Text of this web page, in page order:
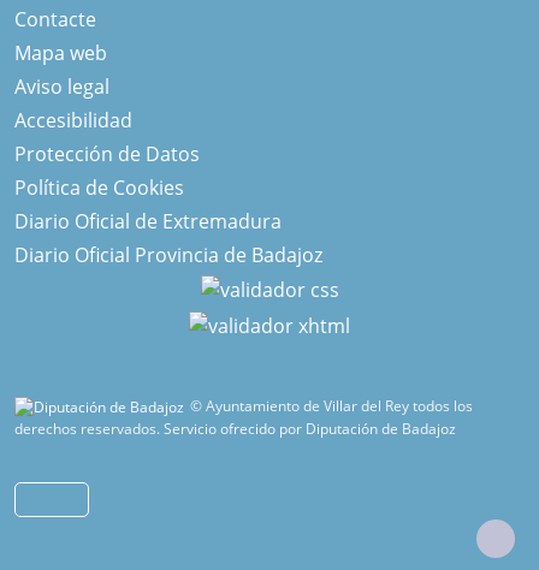
Contacte
Mapa web
Aviso legal
Accesibilidad
Protección de Datos
Política de Cookies
Diario Oficial de Extremadura
Diario Oficial Provincia de Badajoz
© Ayuntamiento de Villar del Rey todos los
derechos reservados.Servicio ofrecido por Diputación de Badajoz